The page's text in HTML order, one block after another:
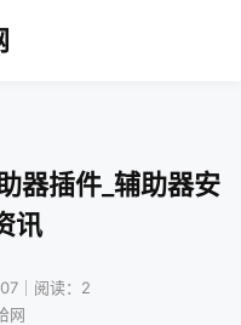
器插件_辅助器安
讯
｜阅读：2
网